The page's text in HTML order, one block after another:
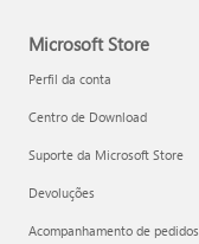
Microsoft Store
Perfil da conta
Centro de Download
Suporte da Microsoft Store
Devoluções
Acompanhamento de pedidos